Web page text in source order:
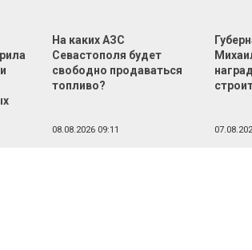
На каких АЗС
Севастополя будет
свободно продаваться
топливо?
08.08.2026 09:11